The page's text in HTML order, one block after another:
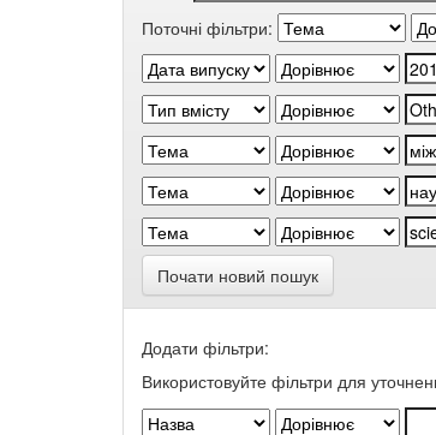
Поточні фільтри:
Почати новий пошук
Додати фільтри:
Використовуйте фільтри для